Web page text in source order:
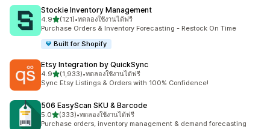
Stockie Inventory Management
4.9เต็ม 5 ดาว
(121)
ทั้งหมด 121 รีวิว
•ทดลองใช้งานได้ฟรี
Purchase Orders & Inventory Forecasting - Restock On Time
Built for Shopify
Etsy Integration by QuickSync
4.9เต็ม 5 ดาว
(1,933)
ทั้งหมด 1933 รีวิว
•ทดลองใช้งานได้ฟรี
Sync Etsy Listings & Orders with 100% Confidence!
506 EasyScan SKU & Barcode
5.0เต็ม 5 ดาว
(333)
ทั้งหมด 333 รีวิว
•ทดลองใช้งานได้ฟรี
Purchase orders, inventory management & demand forecasting